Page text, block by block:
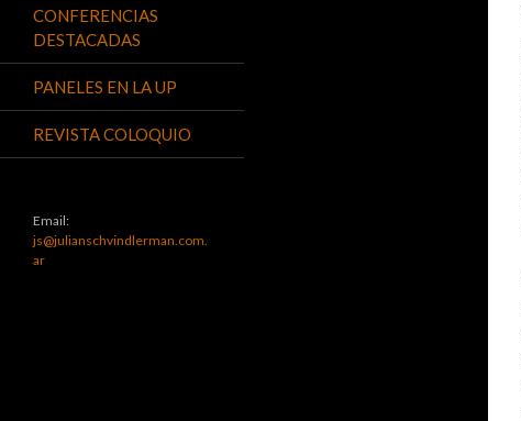
CONFERENCIAS
DESTACADAS
PANELES EN LA UP
REVISTA COLOQUIO
Email:
js@julianschvindlerman.com.
ar